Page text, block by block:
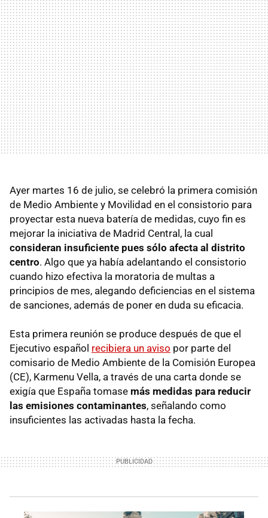
Ayer martes 16 de julio, se celebró la primera comisión
de Medio Ambiente y Movilidad en el consistorio para
proyectar esta nueva batería de medidas, cuyo fin es
mejorar la iniciativa de Madrid Central, la cual
consideran insuficiente pues sólo afecta al distrito
centro. Algo que ya había adelantando el consistorio
cuando hizo efectiva la moratoria de multas a
principios de mes, alegando deficiencias en el sistema
de sanciones, además de poner en duda su eficacia.
Esta primera reunión se produce después de que el
Ejecutivo español recibiera un aviso por parte del
comisario de Medio Ambiente de la Comisión Europea
(CE), Karmenu Vella, a través de una carta donde se
exigía que España tomase más medidas para reducir
las emisiones contaminantes, señalando como
insuficientes las activadas hasta la fecha.